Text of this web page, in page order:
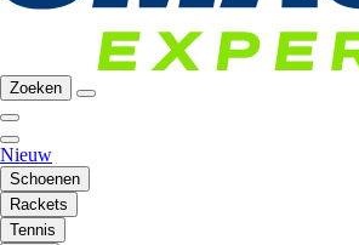
Zoeken
Nieuw
Schoenen
Rackets
Tennis